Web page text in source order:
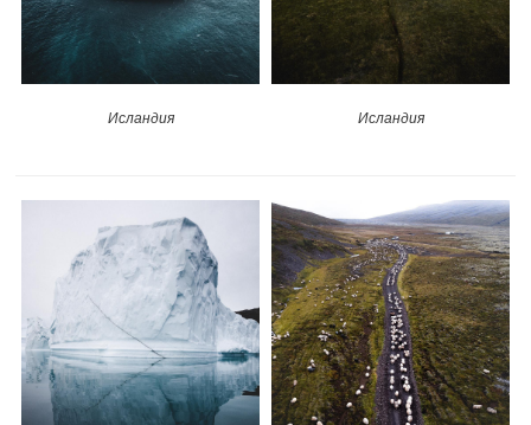
Исландия Исландия